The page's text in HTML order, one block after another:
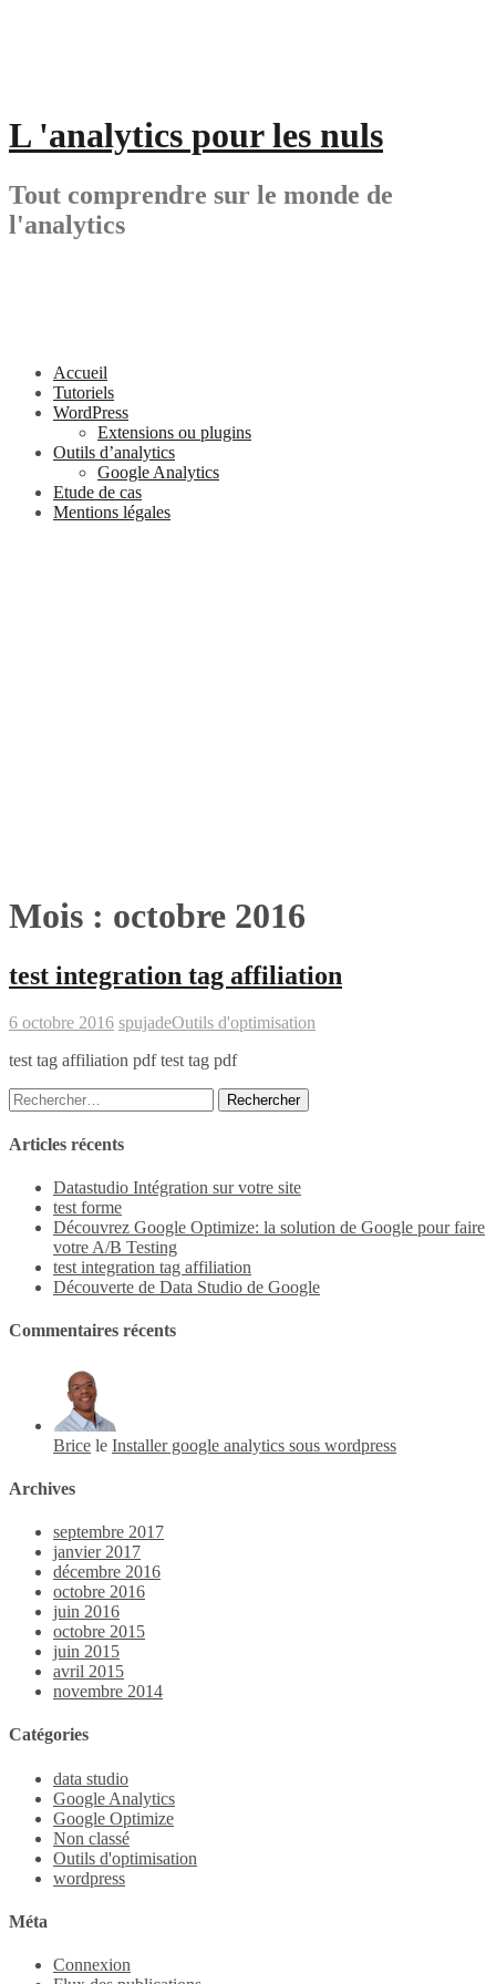
L 'analytics pour les nuls
Tout comprendre sur le monde de
l'analytics
Accueil
Tutoriels
WordPress
Extensions ou plugins
Outils d’analytics
Google Analytics
Etude de cas
Mentions légales
Mois : octobre 2016
test integration tag affiliation
6 octobre 2016 spujadeOutils d'optimisation
test tag affiliation pdf test tag pdf
Rechercher :
Articles récents
Datastudio Intégration sur votre site
test forme
Découvrez Google Optimize: la solution de Google pour faire
votre A/B Testing
test integration tag affiliation
Découverte de Data Studio de Google
Commentaires récents
Brice le Installer google analytics sous wordpress
Archives
septembre 2017
janvier 2017
décembre 2016
octobre 2016
juin 2016
octobre 2015
juin 2015
avril 2015
novembre 2014
Catégories
data studio
Google Analytics
Google Optimize
Non classé
Outils d'optimisation
wordpress
Méta
Connexion